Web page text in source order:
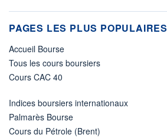
PAGES LES PLUS POPULAIRES
Accueil Bourse
Tous les cours boursiers
Cours CAC 40
Indices boursiers internationaux
Palmarès Bourse
Cours du Pétrole (Brent)